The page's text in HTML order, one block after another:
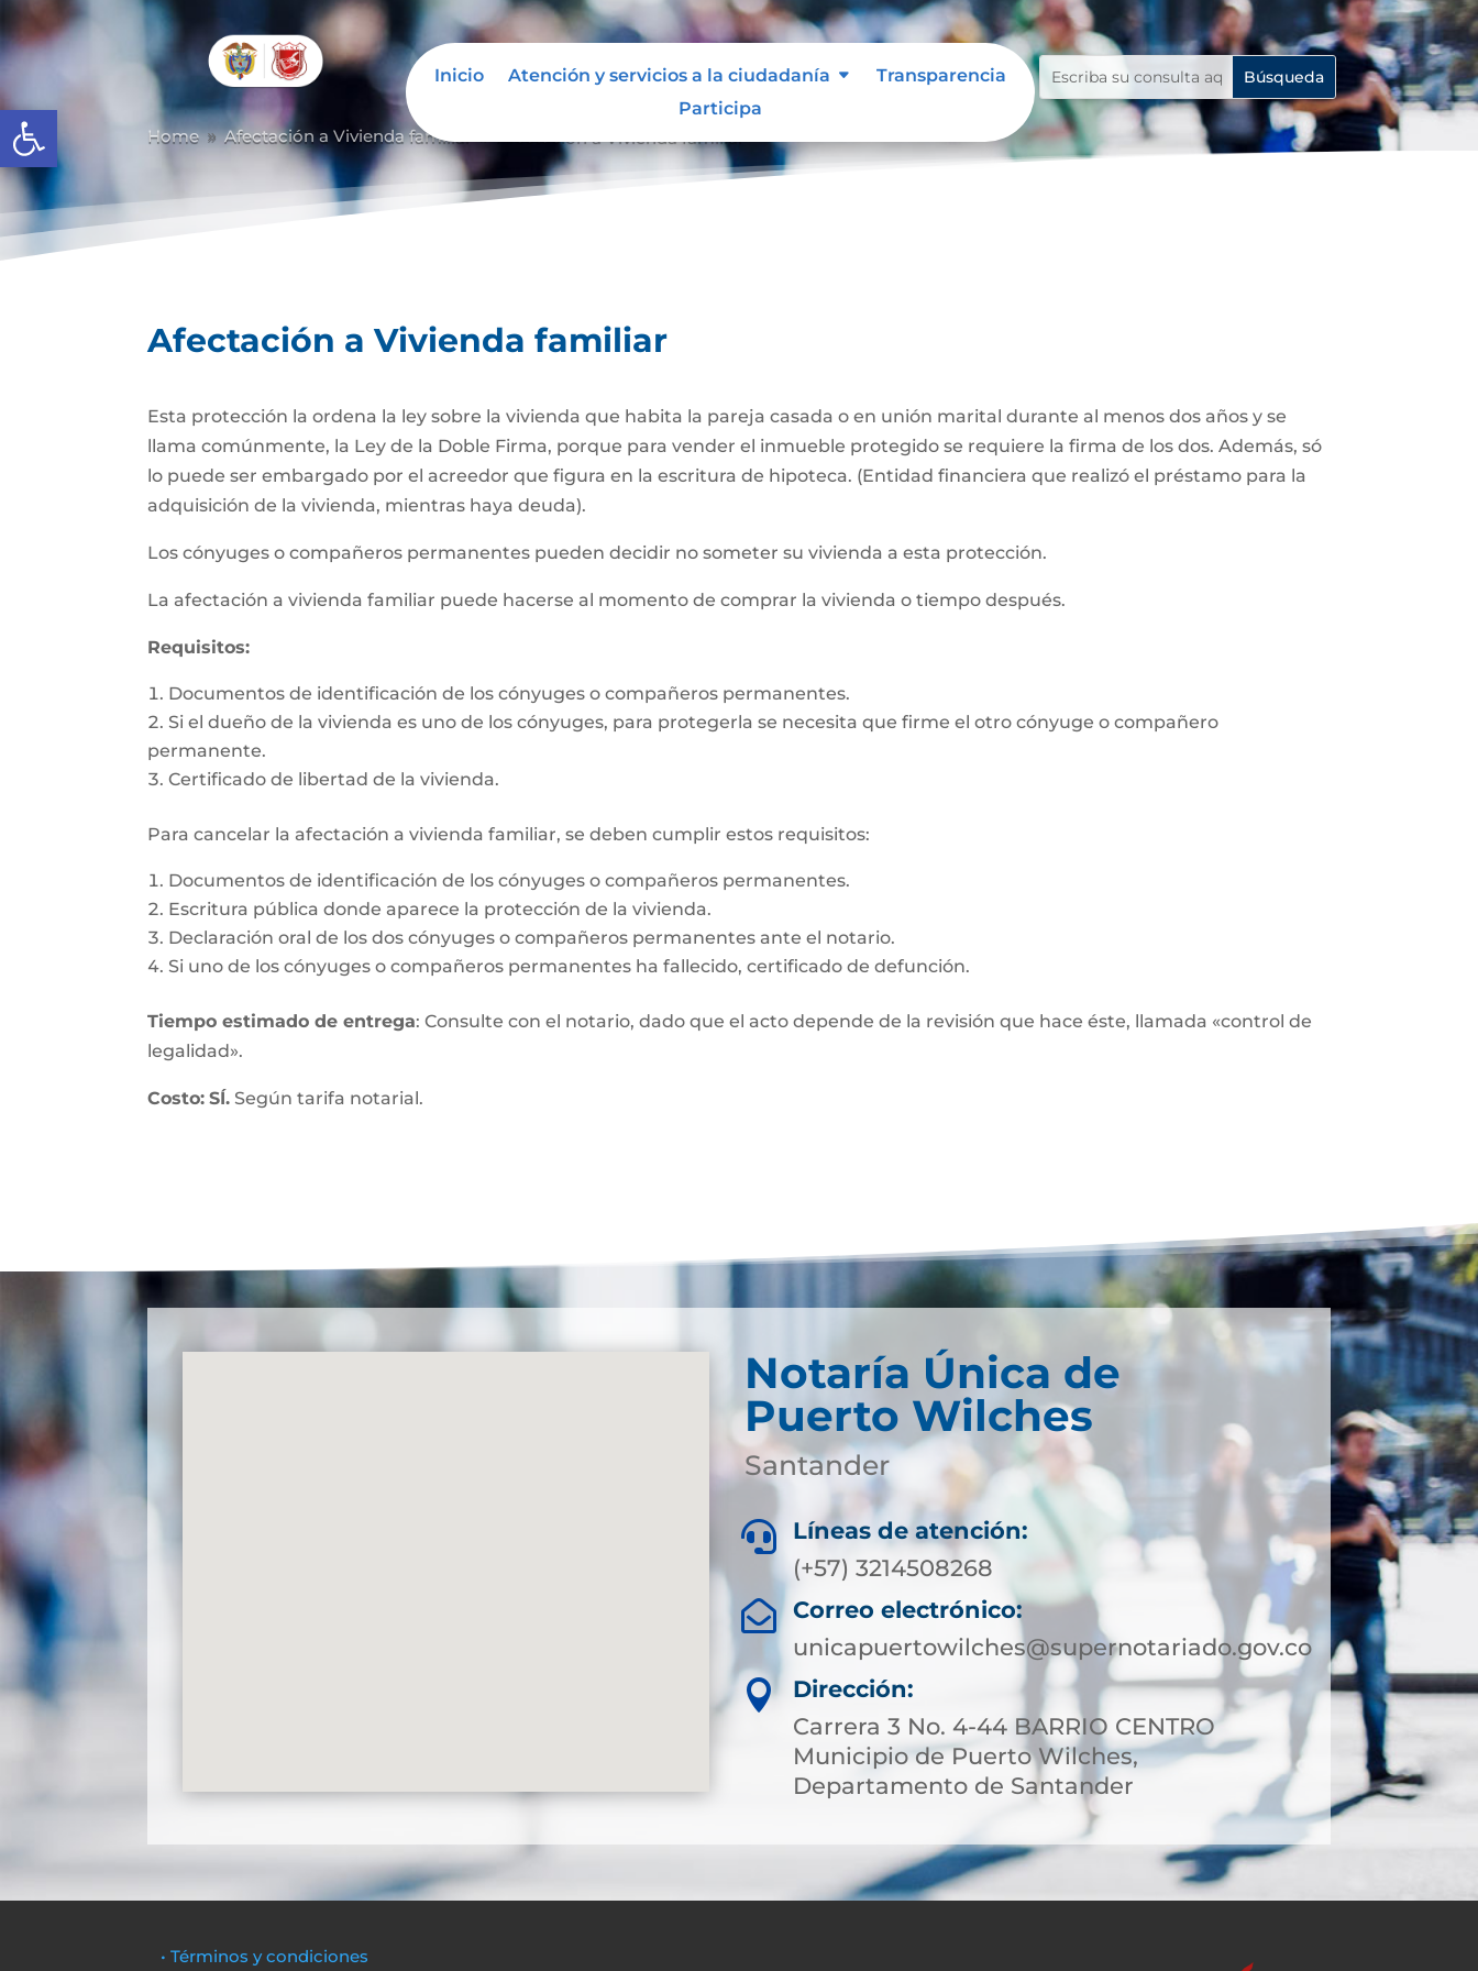
Abrir barra de herramientas
Inicio Atención y servicios a la ciudadanía
Transparencia
Participa
Home 9 Afectación a Vivienda familiar
Afectación a Vivienda familiar
Esta protección la ordena la ley sobre la vivienda que habita la pareja casada o en unión marital durante al menos dos años y se
llama comúnmente, la Ley de la Doble Firma, porque para vender el inmueble protegido se requiere la firma de los dos. Además, só
lo puede ser embargado por el acreedor que figura en la escritura de hipoteca. (Entidad financiera que realizó el préstamo para la
adquisición de la vivienda, mientras haya deuda).
Los cónyuges o compañeros permanentes pueden decidir no someter su vivienda a esta protección.
La afectación a vivienda familiar puede hacerse al momento de comprar la vivienda o tiempo después.
Requisitos:
Documentos de identificación de los cónyuges o compañeros permanentes.
Si el dueño de la vivienda es uno de los cónyuges, para protegerla se necesita que firme el otro cónyuge o compañero
permanente.
Certificado de libertad de la vivienda.
Para cancelar la afectación a vivienda familiar, se deben cumplir estos requisitos:
Documentos de identificación de los cónyuges o compañeros permanentes.
Escritura pública donde aparece la protección de la vivienda.
Declaración oral de los dos cónyuges o compañeros permanentes ante el notario.
Si uno de los cónyuges o compañeros permanentes ha fallecido, certificado de defunción.
Tiempo estimado de entrega: Consulte con el notario, dado que el acto depende de la revisión que hace éste, llamada «control de
legalidad».
Costo: SÍ. Según tarifa notarial.
Notaría Única de
Puerto Wilches
Santander

Líneas de atención:
(+57) 3214508268

Correo electrónico:
unicapuertowilches@supernotariado.gov.co

Dirección:
Carrera 3 No. 4-44 BARRIO CENTRO
Municipio de Puerto Wilches,
Departamento de Santander
• Términos y condiciones